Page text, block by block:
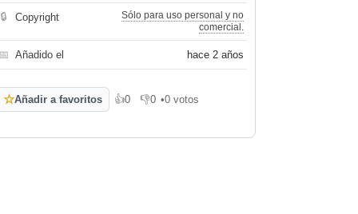
🔒 Copyright
Sólo para uso personal y no
comercial.
Añadido el hace 2 años
☆Añadir a favoritos 👍0
Me gusta
👎0
No me gusta
•0 votos